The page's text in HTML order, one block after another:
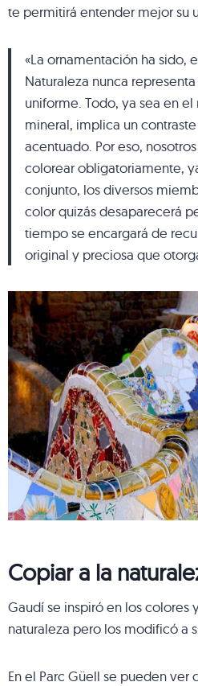
te permitirá entender mejor su
«La ornamentación ha sido,
Naturaleza nunca
uniforme. Todo, ya sea en
mineral, implica un
acentuado. Por eso,
colorear obligatoriamente,
conjunto, los diversos
color quizás desaparecerá
tiempo se encargará de
original y preciosa que
Copiar a la
Gaudí se inspiró en los colores
naturaleza pero los modificó a
En el Parc Güell se pueden ver